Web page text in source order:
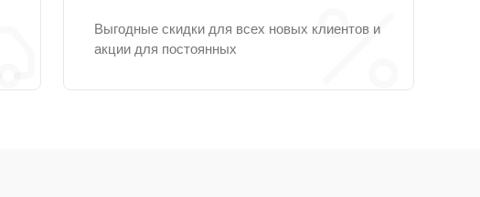
Выгодные скидки для всех новых клиентов и
акции для постоянных